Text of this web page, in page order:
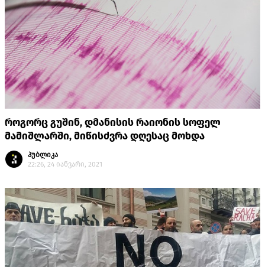
როგორც გუშინ, დმანისის რაიონის სოფელ
მამიშლარში, მიწისძვრა დღესაც მოხდა
პუბლიკა
22:26, 24 იანვარი, 2021